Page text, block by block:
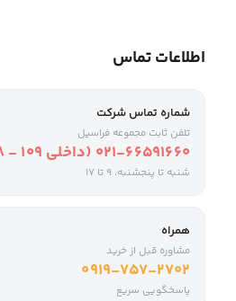
اطلاعات تماس
شماره تماس شرکت
تلفن ثابت مجموعه فراسیل
021-66591660 (داخلی ۱۰۹ - ۱۳۸)
شنبه تا پنجشنبه، 9 تا ۱۷
همراه
مشاوره قبل از خرید
0919-757-2702
پاسخگویی سریع